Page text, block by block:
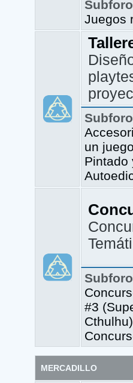
Juegos
un
Pintado
#3
Cthulhu)
MERCADILLO